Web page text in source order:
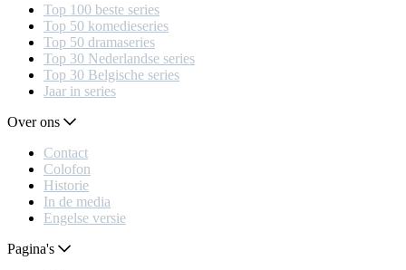
Top 100 beste series
Top 50 komedieseries
Top 50 dramaseries
Top 30 Nederlandse series
Top 30 Belgische series
Jaar in series
Over ons
Contact
Colofon
Historie
In de media
Engelse versie
Pagina's